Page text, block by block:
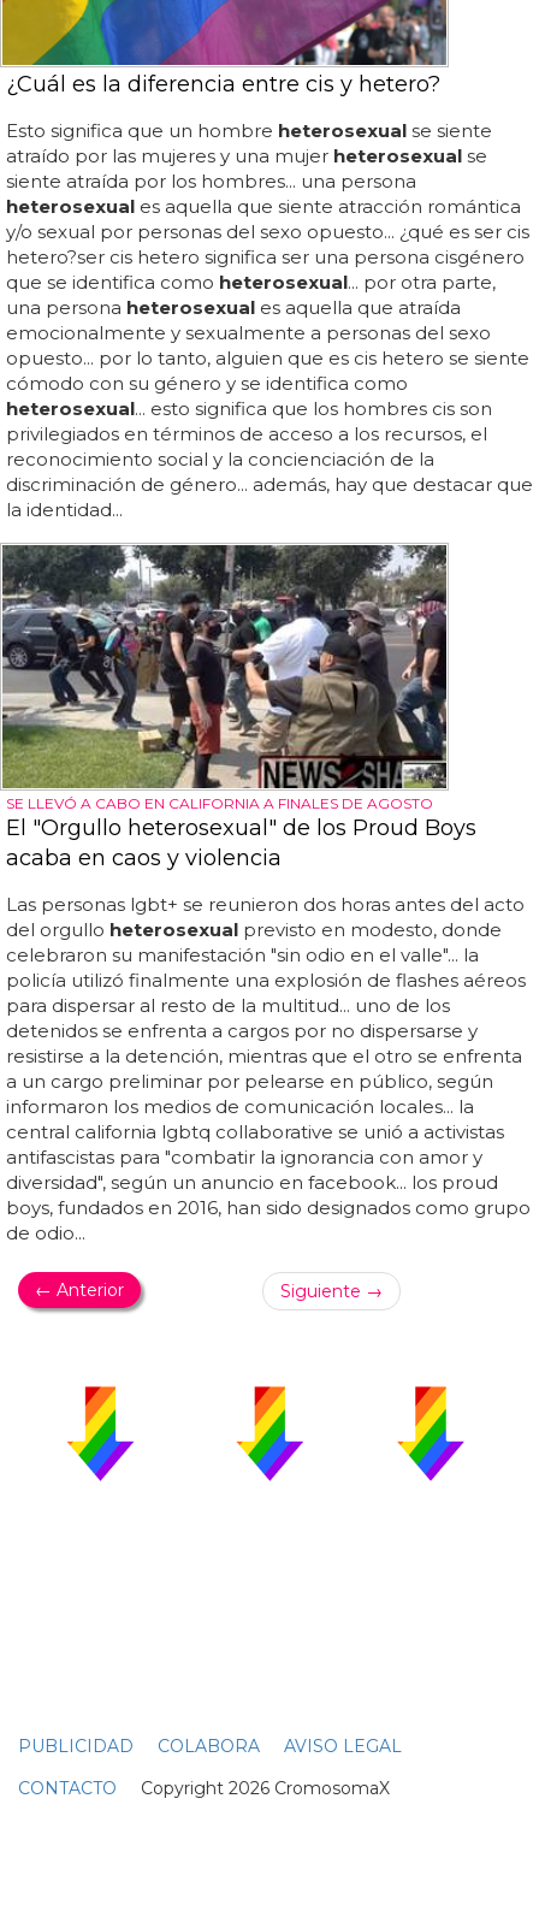
¿Cuál es la diferencia entre cis y hetero?
Esto significa que un hombre heterosexual se siente
atraído por las mujeres y una mujer heterosexual se
siente atraída por los hombres... una persona
heterosexual es aquella que siente atracción romántica
y/o sexual por personas del sexo opuesto... ¿qué es ser cis
hetero?ser cis hetero significa ser una persona cisgénero
que se identifica como heterosexual... por otra parte,
una persona heterosexual es aquella que atraída
emocionalmente y sexualmente a personas del sexo
opuesto... por lo tanto, alguien que es cis hetero se siente
cómodo con su género y se identifica como
heterosexual... esto significa que los hombres cis son
privilegiados en términos de acceso a los recursos, el
reconocimiento social y la concienciación de la
discriminación de género... además, hay que destacar que
la identidad...
SE LLEVÓ A CABO EN CALIFORNIA A FINALES DE AGOSTO
El "Orgullo heterosexual" de los Proud Boys
acaba en caos y violencia
Las personas lgbt+ se reunieron dos horas antes del acto
del orgullo heterosexual previsto en modesto, donde
celebraron su manifestación "sin odio en el valle"... la
policía utilizó finalmente una explosión de flashes aéreos
para dispersar al resto de la multitud... uno de los
detenidos se enfrenta a cargos por no dispersarse y
resistirse a la detención, mientras que el otro se enfrenta
a un cargo preliminar por pelearse en público, según
informaron los medios de comunicación locales... la
central california lgbtq collaborative se unió a activistas
antifascistas para "combatir la ignorancia con amor y
diversidad", según un anuncio en facebook... los proud
boys, fundados en 2016, han sido designados como grupo
de odio...
← Anterior Siguiente →
PUBLICIDAD COLABORA
AVISO LEGAL
CONTACTO Copyright 2026 CromosomaX